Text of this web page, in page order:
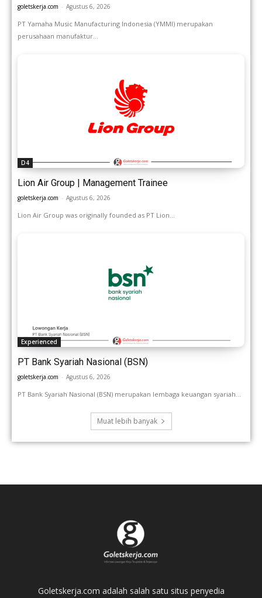
goletskerja.com - Agustus 6, 2026
PT Yamaha Music Manufacturing Indonesia (YMMI) merupakan
perusahaan manufaktur...
D4
Lion Air Group | Management Trainee
goletskerja.com - Agustus 6, 2026
Lion Air Group was originally founded as PT Lion...
Experienced
PT Bank Syariah Nasional (BSN)
goletskerja.com - Agustus 6, 2026
PT Bank Syariah Nasional (BSN) merupakan lembaga keuangan syariah...
Muat lebih banyak
Goletskerja.com adalah salah satu situs penyedia